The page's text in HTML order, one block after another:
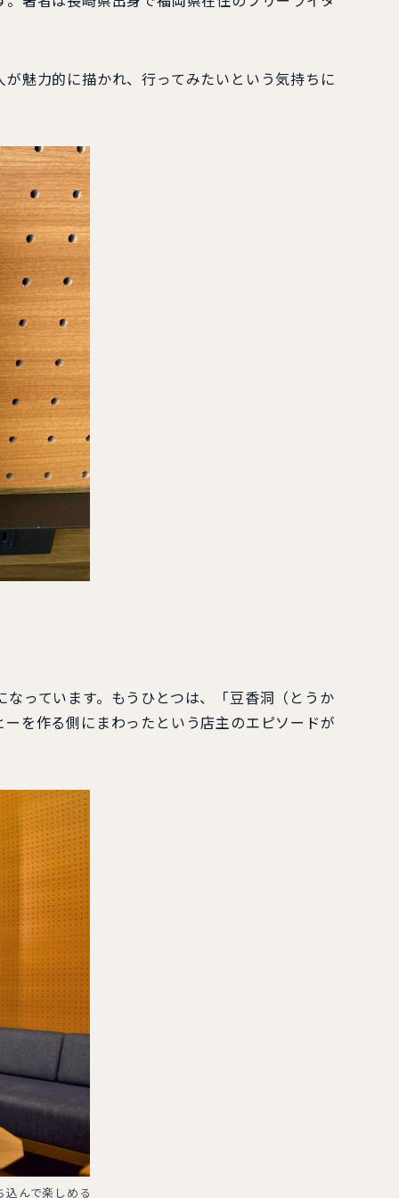
魅力的に描かれ、行ってみたいという気持ちに
っています。もうひとつは、「豆香洞（とうか
を作る側にまわったという店主のエピソードが
んで楽しめる